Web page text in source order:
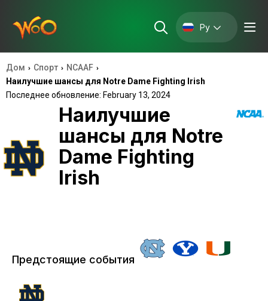
Ру
Дом › Спорт › NCAAF ›
Наилучшие шансы для Notre Dame Fighting Irish
Последнее обновление: February 13, 2024
Наилучшие
шансы для Notre
Dame Fighting
Irish
Предстоящие события